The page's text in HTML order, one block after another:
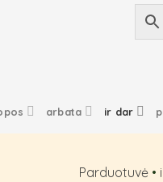
arbata ir dar
Parduotuvė•